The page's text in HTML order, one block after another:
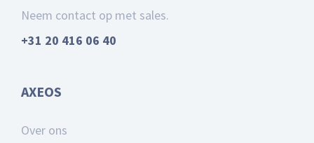
Neem contact op met sales.
+31 20 416 06 40
AXEOS
Over ons